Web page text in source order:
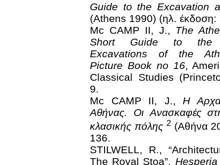
Guide to the Excavation
(Athens 1990) (ηλ.
Μc CAMP II, J., The
Short Guide to the
Excavations of the
Picture Book no 16,
Classical Studies
9.
Mc CAMP II, J., Η
Αθήνας. Οι Ανασκαφές
κλασικής πόλης 2(Αθήνα
136.
STILWELL, R.,
The Royal Stoa”, Hesperia